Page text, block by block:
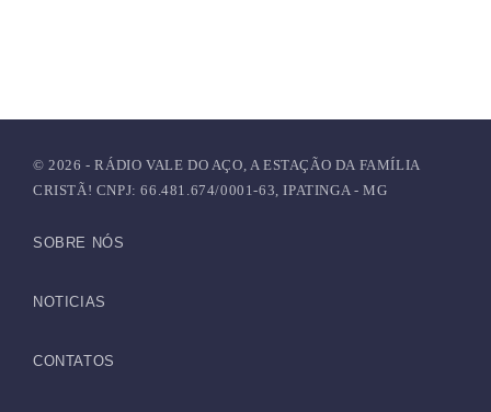
© 2026 - RÁDIO VALE DO AÇO, A ESTAÇÃO DA FAMÍLIA
CRISTÃ! CNPJ: 66.481.674/0001-63, IPATINGA - MG
SOBRE NÓS
NOTICIAS
CONTATOS